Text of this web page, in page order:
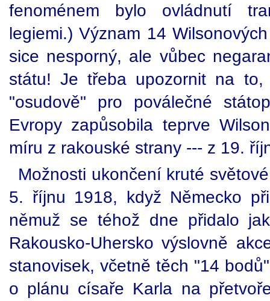
fenoménem bylo ovládnutí
legiemi.) Význam 14
sice nesporný, ale vůbec
státu! Je třeba upozornit na
"osudově" pro poválečné
Evropy zapůsobila teprve
míru z rakouské strany --- z 19.
Možnosti ukončení kruté
5. říjnu 1918, když Německo
němuž se téhož dne přidalo
Rakousko-Uhersko výslovně
stanovisek, včetně těch "14
o plánu císaře Karla na